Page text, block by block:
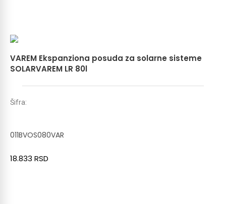
VAREM Ekspanziona posuda za solarne sisteme
SOLARVAREM LR 80l
Šifra:
011BVOS080VAR
18.833 RSD